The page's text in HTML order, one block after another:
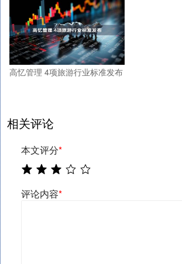
高忆管理 4项旅游行业标准发布
相关评论
本文评分*
评论内容*